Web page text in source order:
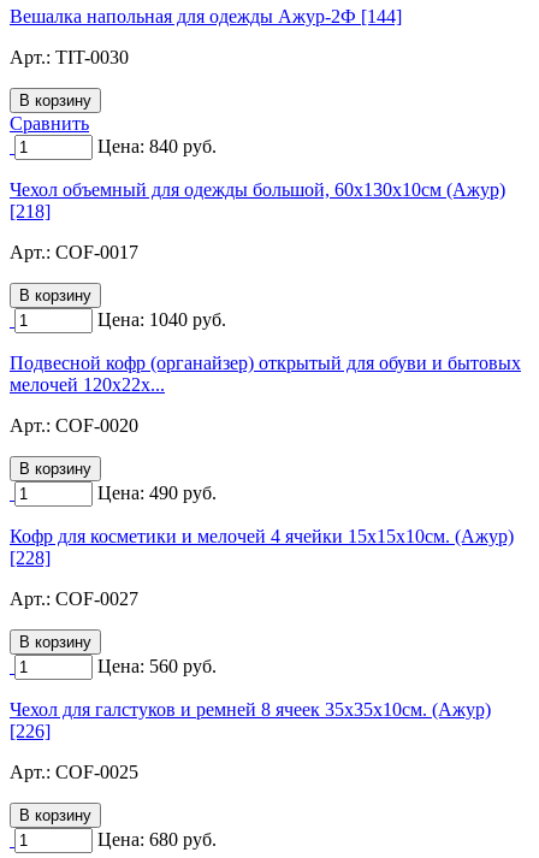
Вешалка напольная для одежды Ажур-2Ф [144]
Арт.: TIT-0030
Сравнить
Цена: 840 руб.
Чехол объемный для одежды большой, 60х130х10см (Ажур)
[218]
Арт.: COF-0017
Цена: 1040 руб.
Подвесной кофр (органайзер) открытый для обуви и бытовых
мелочей 120х22х...
Арт.: COF-0020
Цена: 490 руб.
Кофр для косметики и мелочей 4 ячейки 15х15х10см. (Ажур)
[228]
Арт.: COF-0027
Цена: 560 руб.
Чехол для галстуков и ремней 8 ячеек 35х35х10см. (Ажур)
[226]
Арт.: COF-0025
Цена: 680 руб.